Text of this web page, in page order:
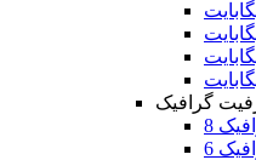
گرافیک